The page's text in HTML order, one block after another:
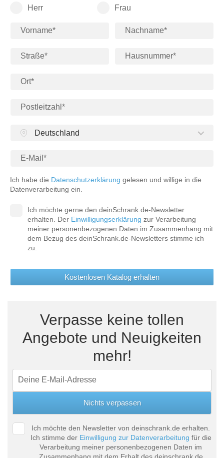
Herr Frau
Deutschland
Ich habe die Datenschutzerklärung gelesen und willige in die
Datenverarbeitung ein.
Ich möchte gerne den deinSchrank.de-Newsletter
erhalten. Der Einwilligungserklärung zur Verarbeitung
meiner personenbezogenen Daten im Zusammenhang mit
dem Bezug des deinSchrank.de-Newsletters stimme ich
zu.
Kostenlosen Katalog erhalten
Verpasse keine tollen
Angebote und Neuigkeiten
mehr!
Ich möchte den Newsletter von deinschrank.de erhalten.
Ich stimme der Einwilligung zur Datenverarbeitung für die
Verarbeitung meiner personenbezogenen Daten im